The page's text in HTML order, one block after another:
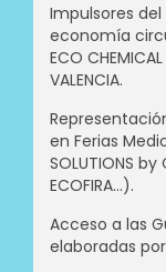
Impulsores
economía
ECO
VALENCIA.
en Ferias
SOLUTIONS by
ECOFIRA...).
Acceso a las
elaboradas